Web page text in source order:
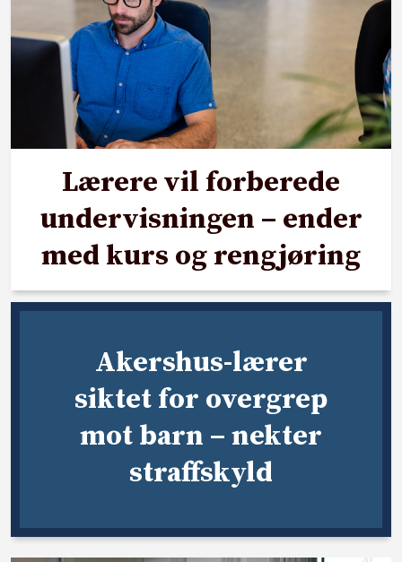
Lærere vil forberede
undervisningen – ender
med kurs og rengjøring
Akershus-lærer
siktet for overgrep
mot barn – nekter
straffskyld